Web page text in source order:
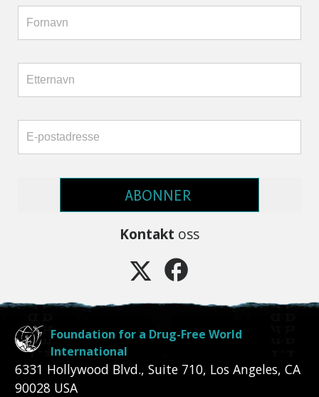
ABONNER
Kontakt oss
Foundation for a Drug-Free World
International
6331 Hollywood Blvd., Suite 710, Los Angeles, CA
90028 USA